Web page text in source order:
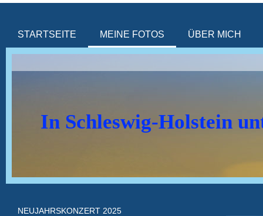
STARTSEITE MEINE FOTOS ÜBER MICH
In Schleswig-Holstein
NEUJAHRSKONZERT 2025